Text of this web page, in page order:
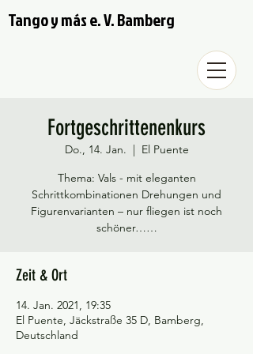
Tango y más e. V. Bamberg
Fortgeschrittenenkurs
Do., 14. Jan.
  |
El Puente
Thema: Vals - mit eleganten
Schrittkombinationen Drehungen und
Figurenvarianten – nur fliegen ist noch
schöner……
Zeit & Ort
14. Jan. 2021, 19:35
El Puente, Jäckstraße 35 D, Bamberg,
Deutschland